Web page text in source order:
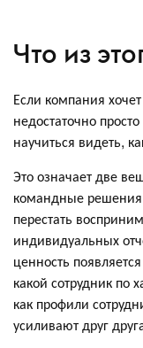
Что из
Если компания
недостаточно
научиться видеть,
Это означает две
командные
перестать
индивидуальных
ценность
какой сотрудник по
как профили
усиливают друг